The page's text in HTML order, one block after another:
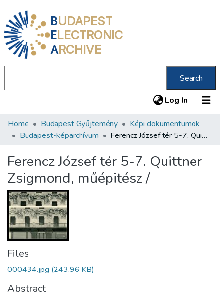
BUDAPEST
ELECTRONIC
ARCHIVE
Search
Log In (current)
Communities & Collections
Statistics
About us
Home Budapest Gyűjtemény
Képi dokumentumok
Budapest-képarchívum
Ferencz József tér 5-7. Quittner Zsigmond, műépitész /
Ferencz József tér 5-7. Quittner
Zsigmond, műépitész /
Files
000434.jpg (243.96 KB)
Abstract